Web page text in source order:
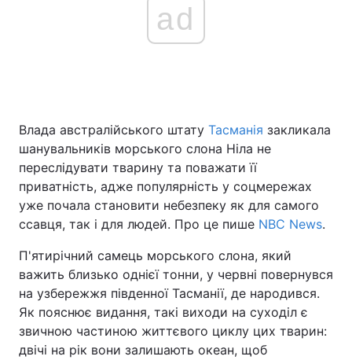
Головна Війна
Україна Політика
Спорт Наука
Техно і зв'язок
Зброя Інциденти
Здоров'я Туризм
ad
Влада австралійського штату Тасманія закликала
шанувальників морського слона Ніла не
переслідувати тварину та поважати її
приватність, адже популярність у соцмережах
уже почала становити небезпеку як для самого
ссавця, так і для людей. Про це пише NBC News.
П'ятирічний самець морського слона, який
важить близько однієї тонни, у червні повернувся
на узбережжя південної Тасманії, де народився.
Як пояснює видання, такі виходи на суходіл є
звичною частиною життєвого циклу цих тварин:
двічі на рік вони залишають океан, щоб